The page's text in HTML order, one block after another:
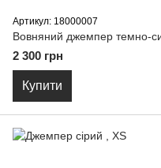
Артикул: 18000007
Вовняний джемпер темно-
2 300 грн
Купити